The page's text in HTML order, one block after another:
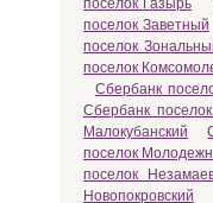
поселок Газырь
поселок Заветный
поселок
поселок
Сбербанк
Сбербанк
Малокубанский
поселок
поселок
Новопокровский